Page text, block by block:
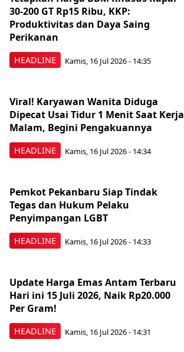
HEADLINE
30-200 GT Rp15 Ribu, KKP:
Produktivitas dan Daya Saing
Perikanan
Kamis, 16 Jul 2026 - 14:35
HEADLINE
Viral! Karyawan Wanita Diduga
Dipecat Usai Tidur 1 Menit Saat Kerja
Malam, Begini Pengakuannya
Kamis, 16 Jul 2026 - 14:34
HEADLINE
Pemkot Pekanbaru Siap Tindak
Tegas dan Hukum Pelaku
Penyimpangan LGBT
Kamis, 16 Jul 2026 - 14:33
HEADLINE
Update Harga Emas Antam Terbaru
Hari ini 15 Juli 2026, Naik Rp20.000
Per Gram!
Kamis, 16 Jul 2026 - 14:31